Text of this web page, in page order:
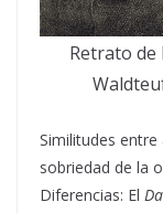
Retrato de
Similitudes
sobriedad de la
Diferencias: El